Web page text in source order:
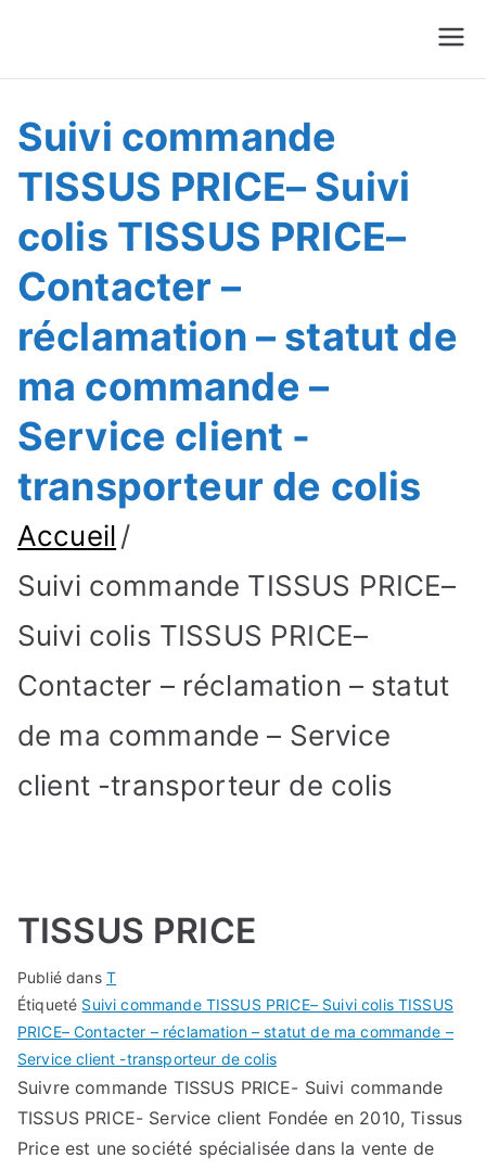
Suivre Colis - Suivre
Commande
Suivi commande
TISSUS PRICE– Suivi
colis TISSUS PRICE–
Contacter –
réclamation – statut de
ma commande –
Service client -
transporteur de colis
Accueil
Suivi commande TISSUS PRICE–
Suivi colis TISSUS PRICE–
Contacter – réclamation – statut
de ma commande – Service
client -transporteur de colis
TISSUS PRICE
Publié dans T
Étiqueté Suivi commande TISSUS PRICE– Suivi colis TISSUS
PRICE– Contacter – réclamation – statut de ma commande –
Service client -transporteur de colis
Suivre commande TISSUS PRICE- Suivi commande
TISSUS PRICE- Service client Fondée en 2010, Tissus
Price est une société spécialisée dans la vente de